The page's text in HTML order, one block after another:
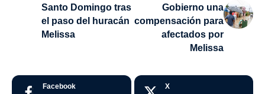
Santo Domingo tras
el paso del huracán
Melissa
Gobierno una
compensación para
afectados por
Melissa
Facebook X